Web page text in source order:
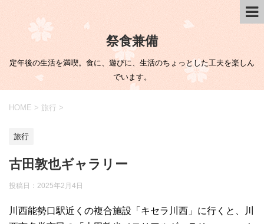
祭食兼備
定年後の生活を満喫。食に、遊びに、生活のちょっとした工夫を楽しん
でいます。
HOME > 旅行 >
旅行
古田敦也ギャラリー
投稿日： 2025年2月4日
川西能勢口駅近くの複合施設「キセラ川西」に行くと、川